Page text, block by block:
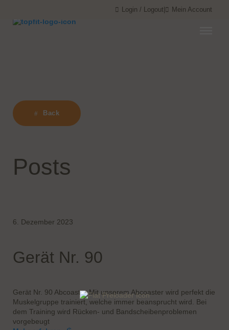
Login / Logout Mein Account
Back
Posts
6. Dezember 2023
Gerät Nr. 90
Gerät Nr. 90 Abcoaster Mit unserem Abcoaster wird perfekt die
Muskelgruppe trainiert, welche immer beansprucht wird. Bei
dem Training wird Rücken- und Bandscheibenproblemen
vorgebeugt